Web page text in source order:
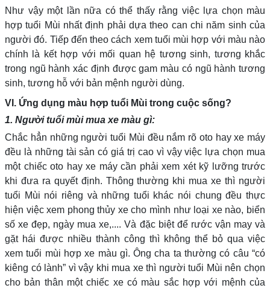
Như vậy một lần nữa có thể thấy rằng việc lựa chọn màu
hợp tuổi Mùi nhất định phải dựa theo can chi năm sinh của
người đó. Tiếp đến theo cách xem tuổi mùi hợp với màu nào
chính là kết hợp với mối quan hệ tương sinh, tương khắc
trong ngũ hành xác định được gam màu có ngũ hành tương
sinh, tương hỗ với bản mệnh người dùng.
VI. Ứng dụng màu hợp tuổi Mùi trong cuộc sống?
1. Người tuổi mùi mua xe màu gì:
Chắc hẳn những người tuổi Mùi đều nắm rõ oto hay xe máy
đều là những tài sản có giá trị cao vì vậy việc lựa chọn mua
một chiếc oto hay xe máy cần phải xem xét kỹ lưỡng trước
khi đưa ra quyết định. Thông thường khi mua xe thì người
tuổi Mùi nói riêng và những tuổi khác nói chung đều thực
hiện việc xem phong thủy xe cho mình như loại xe nào, biển
số xe đẹp, ngày mua xe,.... Và đặc biệt để rước vận may và
gặt hái được nhiều thành công thì không thể bỏ qua việc
xem tuổi mùi hợp xe màu gì. Ông cha ta thường có câu “có
kiêng có lành” vì vậy khi mua xe thì người tuổi Mùi nên chọn
cho bản thân một chiếc xe có màu sắc hợp với mệnh của